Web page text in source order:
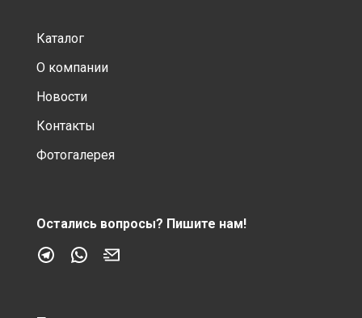
Каталог
О компании
Новости
Контакты
Фотогалерея
Остались вопросы? Пишите нам!